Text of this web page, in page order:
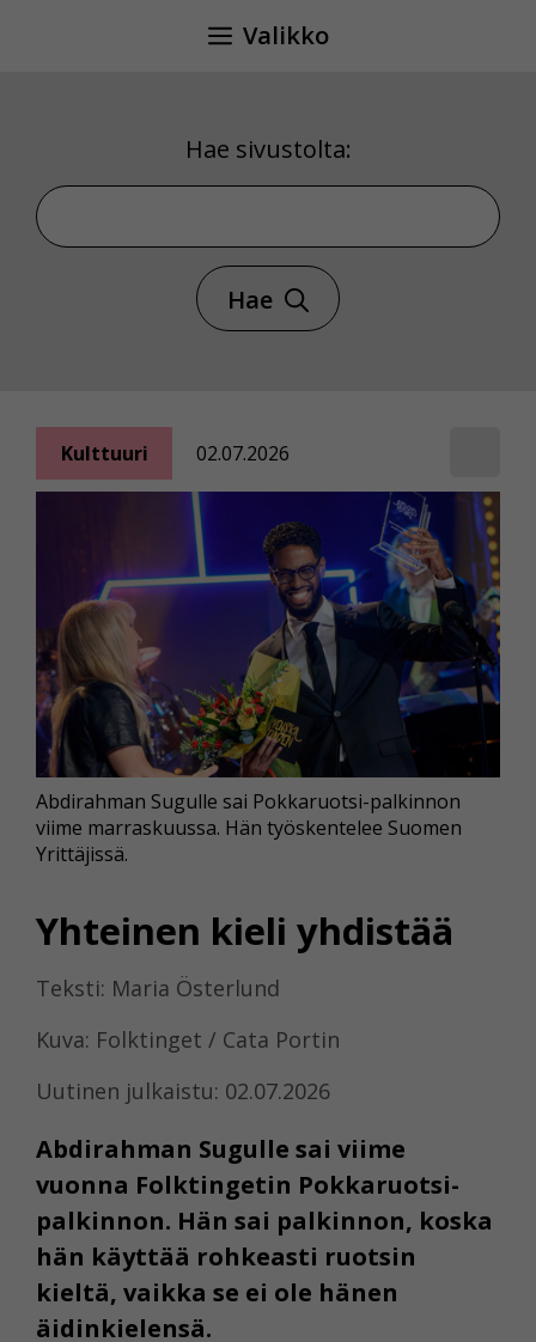
Valikko
Hae sivustolta:
Hae sivustolta
Hae
Kulttuuri 02.07.2026
Yhteinen kieli yhdistää
Teksti: Maria Österlund
Kuva: Folktinget / Cata Portin
Uutinen julkaistu: 02.07.2026
Abdirahman Sugulle sai viime
vuonna Folktingetin Pokkaruotsi-
palkinnon. Hän sai palkinnon, koska
hän käyttää rohkeasti ruotsin
kieltä, vaikka se ei ole hänen
äidinkielensä.
Abdirahman Sugulle sai Pokkaruotsi-palkinnon
viime marraskuussa. Hän työskentelee Suomen
Yrittäjissä.